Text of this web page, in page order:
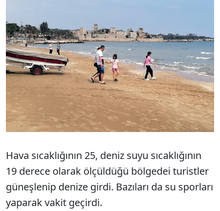
Hava sıcaklığının 25, deniz suyu sıcaklığının
19 derece olarak ölçüldüğü bölgedei turistler
güneşlenip denize girdi. Bazıları da su sporları
yaparak vakit geçirdi.